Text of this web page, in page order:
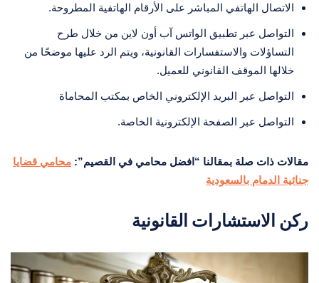
الاتصال الهاتفي المباشر على الأرقام الهاتفية المطروحة.
التواصل عبر تطبيق الواتس آب أون لاين من خلال طرح
التساؤلات والاستفسارات القانونية، ويتم الرد عليها موضحًا من
خلالها الموقف القانوني للعميل.
التواصل عبر البريد الإلكتروني الخاص بمكتب المحاماة
التواصل عبر الصفحة الإلكترونية الخاصة.
مقالات ذات صلة بمقالنا “افضل محامي في القصيم”: محامي قضايا
جنائية الدمام بالسعودية
ركن الاستشارات القانونية